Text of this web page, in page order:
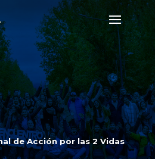
de Acción por las 2 Vidas